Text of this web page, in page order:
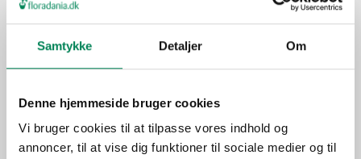
Samtykke Detaljer Om
Denne hjemmeside bruger cookies
Vi bruger cookies til at tilpasse vores indhold og
annoncer, til at vise dig funktioner til sociale medier og til
Peperomia nivalis
Plantefakta
Familie
Piperaceae
Navn
nivalis
Populærnavn